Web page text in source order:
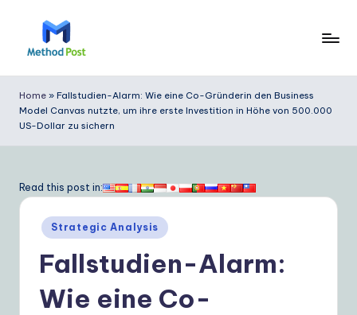
e
t
d
Home » Fallstudien-Alarm: Wie eine Co-Gründerin den Business
Model Canvas nutzte, um ihre erste Investition in Höhe von 500.000
US-Dollar zu sichern
Read this post in:
Posted
in
Strategic Analysis
Fallstudien-Alarm:
Wie eine Co-